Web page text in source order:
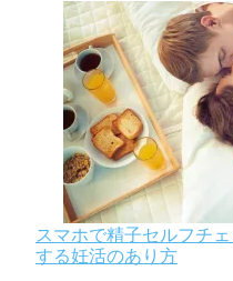
スマホで精子セルフチ
する妊活のあり方